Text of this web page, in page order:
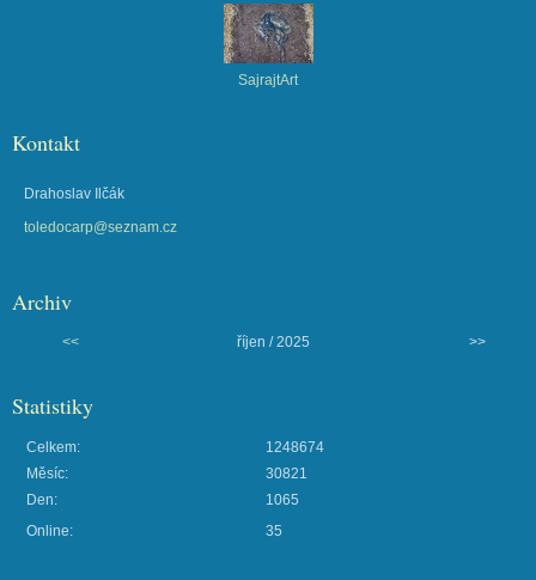
SajrajtArt
Kontakt
Drahoslav Ilčák
toledocarp@seznam.cz
Archiv
<< říjen / 2025 >>
Statistiky
Online: 35
Celkem:
1248674
Měsíc:
30821
Den:
1065